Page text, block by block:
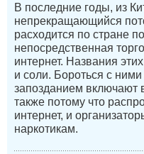
В последние годы, из
непрекращающийся
расходится по стране
непосредственная
интернет. Названия
и соли. Бороться с
запозданием включают
также потому что
интернет, и
наркотикам.